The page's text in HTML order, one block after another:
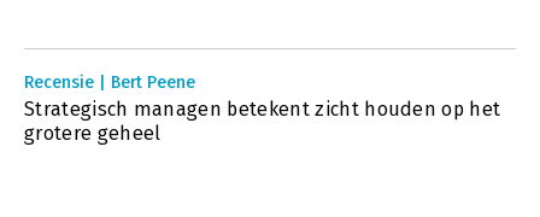
Recensie | Bert Peene
Strategisch managen betekent zicht houden op het
grotere geheel